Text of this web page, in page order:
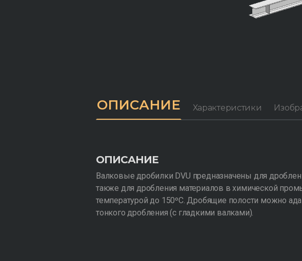
ОПИСАНИЕ Характеристики
ОПИСАНИЕ
Валковые дробилки DVU предназначены для
также для дробления материалов в химической
температурой до 150ºC. Дробящие полости можно
тонкого дробления (с гладкими валками).